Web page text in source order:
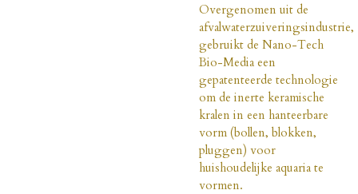
Overgenomen uit de
afvalwaterzuiveringsindustrie,
gebruikt de Nano-Tech
Bio-Media een
gepatenteerde technologie
om de inerte keramische
kralen in een hanteerbare
vorm (bollen, blokken,
pluggen) voor
huishoudelijke aquaria te
vormen.